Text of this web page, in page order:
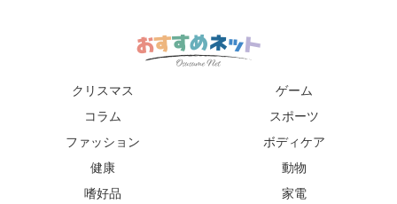
クリスマス
ゲーム
コラム
スポーツ
ファッション
ボディケア
健康
動物
嗜好品
家電